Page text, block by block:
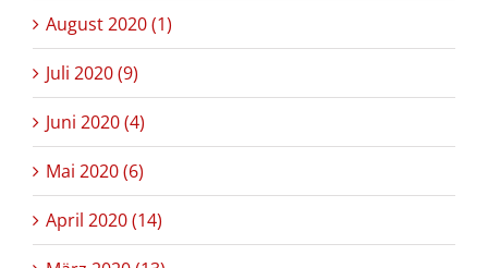
August 2020 (1)
Juli 2020 (9)
Juni 2020 (4)
Mai 2020 (6)
April 2020 (14)